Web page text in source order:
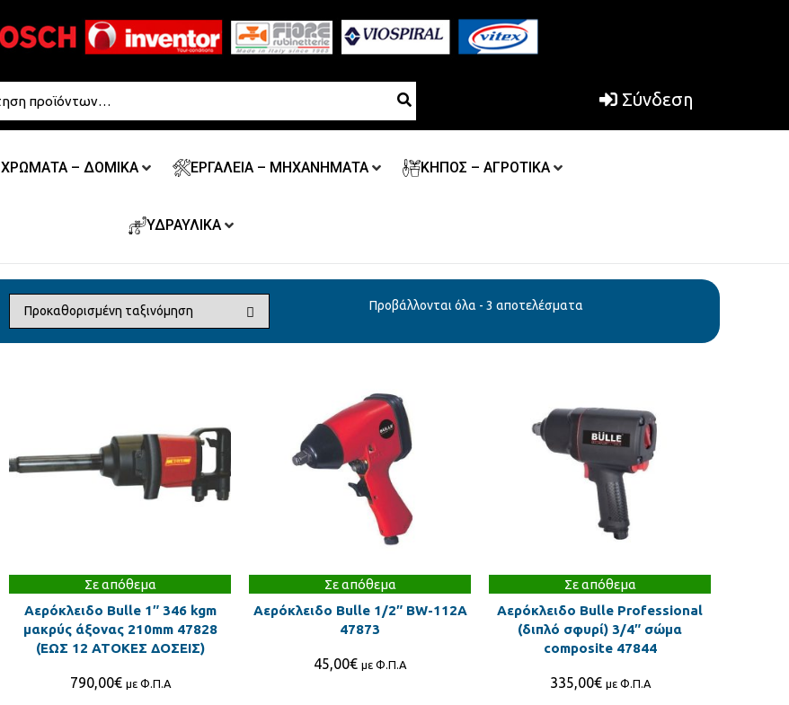
Σύνδεση
ΧΡΩΜΑΤΑ – ΔΟΜΙΚΑ ΕΡΓΑΛΕΙΑ – ΜΗΧΑΝΗΜΑΤΑ ΚΗΠΟΣ – ΑΓΡΟΤΙΚΑ
ΥΔΡΑΥΛΙΚΑ
Προβάλλονται όλα - 3 αποτελέσματα
Σε απόθεμα
Αερόκλειδο Bulle 1″ 346 kgm
μακρύς άξονας 210mm 47828
(ΕΩΣ 12 ΑΤΟΚΕΣ ΔΟΣΕΙΣ)
790,00€ με Φ.Π.Α
Σε απόθεμα
Αερόκλειδο Bulle 1/2″ BW-112A
47873
45,00€ με Φ.Π.Α
Σε απόθεμα
Αερόκλειδο Bulle Professional
(διπλό σφυρί) 3/4″ σώμα
composite 47844
335,00€ με Φ.Π.Α